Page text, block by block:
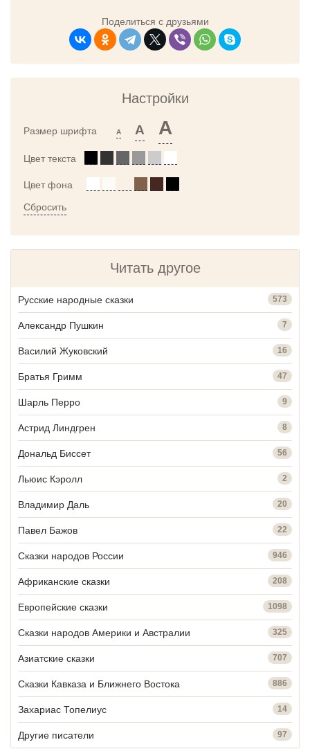
Поделиться с друзьями
Настройки
Размер шрифта A A A
Цвет текста
Цвет фона
Сбросить
Читать другое
Русские народные сказки 573
Александр Пушкин 7
Василий Жуковский 16
Братья Гримм 47
Шарль Перро 9
Астрид Линдгрен 8
Дональд Биссет 56
Льюис Кэролл 2
Владимир Даль 20
Павел Бажов 22
Сказки народов России 946
Африканские сказки 208
Европейские сказки 1098
Сказки народов Америки и Австралии 325
Азиатские сказки 707
Сказки Кавказа и Ближнего Востока 886
Захариас Топелиус 14
Другие писатели 97